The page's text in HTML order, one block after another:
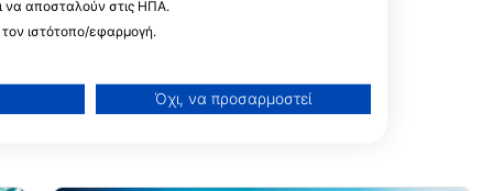
να αποσταλούν στις ΗΠΑ.
ιστότοπο/εφαρμογή.
Όχι, να προσαρμοστεί